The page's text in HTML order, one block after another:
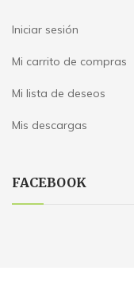
Iniciar sesión
Mi carrito de compras
Mi lista de deseos
Mis descargas
FACEBOOK